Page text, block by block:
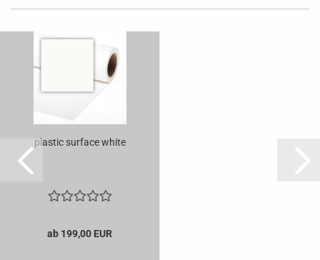
plastic surface white
ab 199,00 EUR